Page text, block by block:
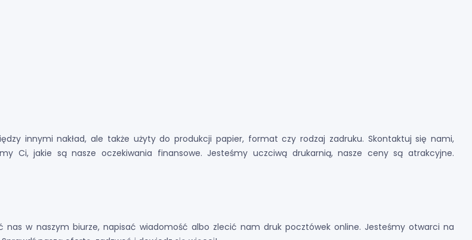
innymi nakład, ale także użyty do produkcji papier, format czy rodzaj zadruku. Skontaktuj się nami,
Ci, jakie są nasze oczekiwania finansowe. Jesteśmy uczciwą drukarnią, nasze ceny są atrakcyjne.
nas w naszym biurze, napisać wiadomość albo zlecić nam druk pocztówek online. Jesteśmy otwarci na